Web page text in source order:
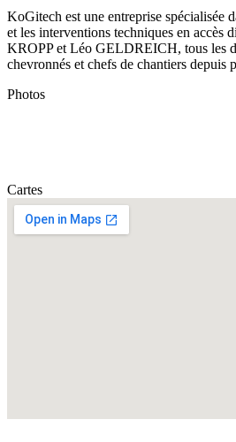
KoGitech est une entreprise spécialisée
et les interventions techniques en accès
KROPP et Léo GELDREICH, tous les
chevronnés et chefs de chantiers depuis
Photos
Cartes